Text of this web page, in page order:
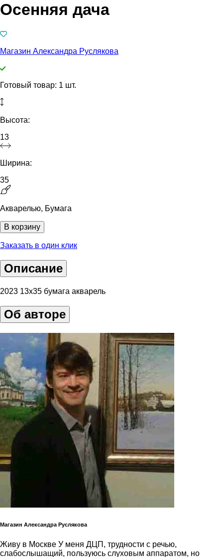
Осенняя дача
Магазин Александра Руслякова
Готовый товар: 1 шт.
Высота:
13
Ширина:
35
Акварелью, Бумага
В корзину
Заказать в один клик
Описание
2023 13х35 бумага акварель
Об авторе
Магазин Александра Руслякова
Живу в Москве У меня ДЦП, трудности с речью,
слабослышащий, пользуюсь слуховым аппаратом, но